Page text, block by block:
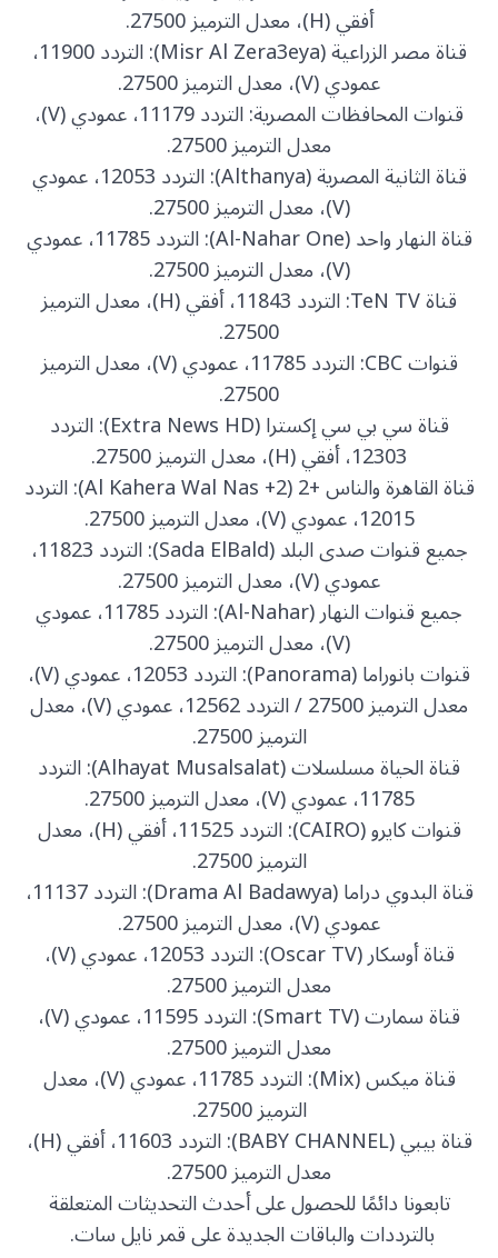
أفقي (H)، معدل الترميز 27500.
قناة مصر الزراعية (Misr Al Zera3eya): التردد 11900،
عمودي (V)، معدل الترميز 27500.
قنوات المحافظات المصرية: التردد 11179، عمودي (V)،
معدل الترميز 27500.
قناة الثانية المصرية (Althanya): التردد 12053، عمودي
(V)، معدل الترميز 27500.
قناة النهار واحد (Al-Nahar One): التردد 11785، عمودي
(V)، معدل الترميز 27500.
قناة TeN TV: التردد 11843، أفقي (H)، معدل الترميز
27500.
قنوات CBC: التردد 11785، عمودي (V)، معدل الترميز
27500.
قناة سي بي سي إكسترا (Extra News HD): التردد
12303، أفقي (H)، معدل الترميز 27500.
قناة القاهرة والناس +2 (Al Kahera Wal Nas +2): التردد
12015، عمودي (V)، معدل الترميز 27500.
جميع قنوات صدى البلد (Sada ElBald): التردد 11823،
عمودي (V)، معدل الترميز 27500.
جميع قنوات النهار (Al-Nahar): التردد 11785، عمودي
(V)، معدل الترميز 27500.
قنوات بانوراما (Panorama): التردد 12053، عمودي (V)،
معدل الترميز 27500 / التردد 12562، عمودي (V)، معدل
الترميز 27500.
قناة الحياة مسلسلات (Alhayat Musalsalat): التردد
11785، عمودي (V)، معدل الترميز 27500.
قنوات كايرو (CAIRO): التردد 11525، أفقي (H)، معدل
الترميز 27500.
قناة البدوي دراما (Drama Al Badawya): التردد 11137،
عمودي (V)، معدل الترميز 27500.
قناة أوسكار (Oscar TV): التردد 12053، عمودي (V)،
معدل الترميز 27500.
قناة سمارت (Smart TV): التردد 11595، عمودي (V)،
معدل الترميز 27500.
قناة ميكس (Mix): التردد 11785، عمودي (V)، معدل
الترميز 27500.
قناة بيبي (BABY CHANNEL): التردد 11603، أفقي (H)،
معدل الترميز 27500.
تابعونا دائمًا للحصول على أحدث التحديثات المتعلقة
بالترددات والباقات الجديدة على قمر نايل سات.